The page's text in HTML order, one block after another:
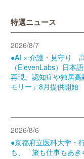
特選ニュース
2026/8/7
●AI × 介護・見守り
（ElevenLabs）日本
再現。認知症や独居
モリー」8月提供開始
2026/8/6
●京都府立医科大学・
も、「旅も仕事もあ